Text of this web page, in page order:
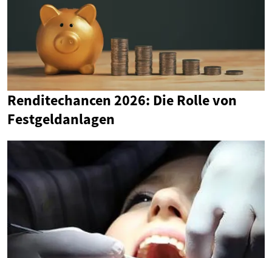
Renditechancen 2026: Die Rolle von
Festgeldanlagen